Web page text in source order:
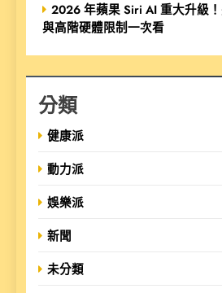
2026 年蘋果 Siri AI 重大升級
與高階硬體限制一次看
分類
健康派
動力派
娛樂派
新聞
未分類